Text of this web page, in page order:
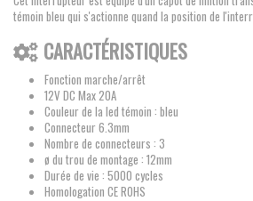
témoin bleu qui s'actionne quand la position de
CARACTÉRISTIQUES
Fonction marche/arrêt
12V DC Max 20A
Couleur de la led témoin : bleu
Connecteur 6.3mm
Nombre de connecteurs : 3
ø du trou de montage : 12mm
Durée de vie : 5000 cycles
Homologation CE ROHS